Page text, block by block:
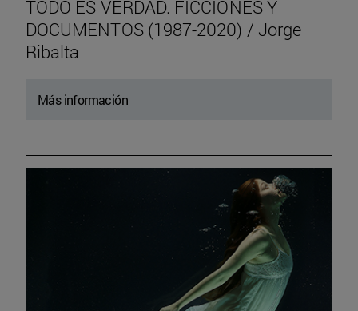
TODO ES VERDAD. FICCIONES Y
DOCUMENTOS (1987-2020) / Jorge
Ribalta
Más información